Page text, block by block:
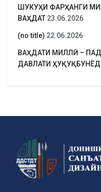
ШУКУҲИ ФАРҲАНГИ
ВАҲДАТ 23.06.2026
(no title) 22.06.2026
ВАҲДАТИ МИЛЛӢ –
ДАВЛАТИ